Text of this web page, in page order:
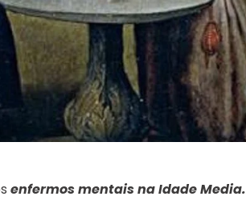
enfermos mentais na Idade Media.